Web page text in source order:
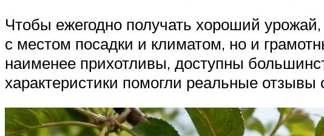
Чтобы ежегодно получать хороший
с местом посадки и климатом, но и
наименее прихотливы, доступны
характеристики помогли реальные отзывы